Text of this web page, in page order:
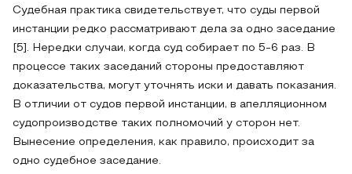
Судебная практика свидетельствует, что суды первой
инстанции редко рассматривают дела за одно заседание
[5]. Нередки случаи, когда суд собирает по 5-6 раз. В
процессе таких заседаний стороны предоставляют
доказательства, могут уточнять иски и давать показания.
В отличии от судов первой инстанции, в апелляционном
судопроизводстве таких полномочий у сторон нет.
Вынесение определения, как правило, происходит за
одно судебное заседание.